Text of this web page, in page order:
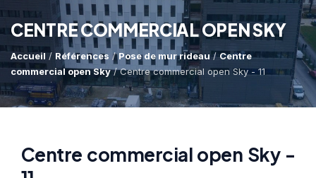
PRESTATIONS
Dépannage Vitrages
Vitrine Magasin
Recherche De Fuite
MINI-GRUE ARAIGNÉE
Accès Difficiles
CENTRE COMMERCIAL OPEN SKY
Accueil/ Références /Pose de mur rideau/Centre
commercial open Sky/ Centre commercial open Sky - 11
Centre commercial open Sky -